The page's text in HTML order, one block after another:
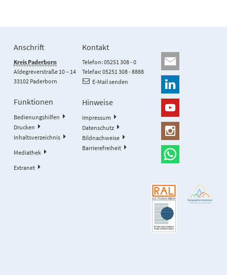
Anschrift
Kreis Paderborn
Aldegreverstraße 10 – 14
33102 Paderborn
Kontakt
Telefon: 05251 308 - 0
Telefax: 05251 308 - 8888
E-Mail senden
Funktionen
Bedienungshilfen
Drucken
Inhaltsverzeichnis
Mediathek
Extranet
Hinweise
Impressum
Datenschutz
Bildnachweise
Barrierefreiheit